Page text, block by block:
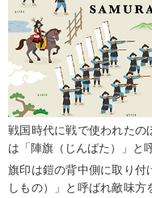
戦国時代に戦で使われたの
は「陣旗（じんばた）」と
旗印は鎧の背中側に取り付
しもの）」と呼ばれ敵味方